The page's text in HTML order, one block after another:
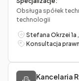
Obsługa spółek
technologii
Stefana Okrzei 1a
Konsultacja